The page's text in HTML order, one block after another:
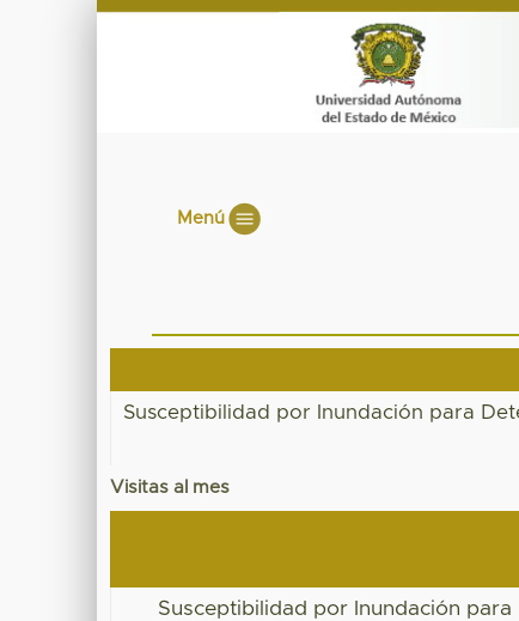
Menú
Susceptibilidad por Inundación para
Visitas al mes
Susceptibilidad por Inundación para